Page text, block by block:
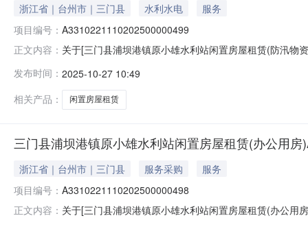
浙江省｜台州市｜三门县 水利水电
服务
项目编号： A3310221110202500000499
正文内容： 关于[三门县浦坝港镇原小雄水利站闲置房屋租赁(防汛物
号标的名称竞得人标的位置是否成交成交价成交时间总
发布时间： 2025-10-27 10:49
相关产品：
闲置房屋租赁
三门县浦坝港镇原小雄水利站闲置房屋租赁(办公用
浙江省｜台州市｜三门县 服务采购
服务
项目编号： A3310221110202500000498
正文内容： 关于[三门县浦坝港镇原小雄水利站闲置房屋租赁(办公用